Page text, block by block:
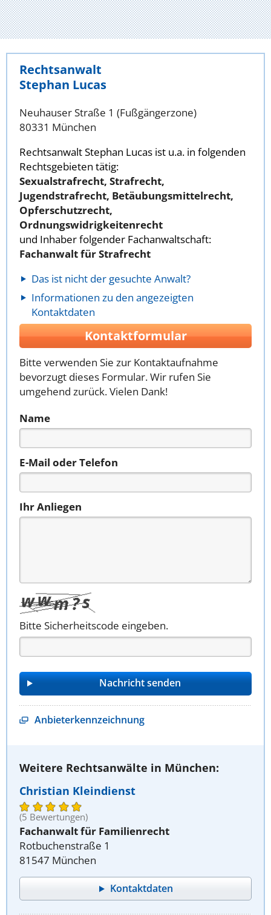
Rechtsanwalt
Stephan Lucas
Neuhauser Straße 1 (Fußgängerzone)
80331 München
Rechtsanwalt Stephan Lucas ist u.a. in folgenden
Rechtsgebieten tätig:
Sexualstrafrecht, Strafrecht,
Jugendstrafrecht, Betäubungsmittelrecht,
Opferschutzrecht,
Ordnungswidrigkeitenrecht
und Inhaber folgender Fachanwaltschaft:
Fachanwalt für Strafrecht
Das ist nicht der gesuchte Anwalt?
Informationen zu den angezeigten
Kontaktdaten
Kontaktformular
Bitte verwenden Sie zur Kontaktaufnahme
bevorzugt dieses Formular. Wir rufen Sie
umgehend zurück. Vielen Dank!
Name
E-Mail oder Telefon
Ihr Anliegen
Bitte Sicherheitscode eingeben.
Anbieterkennzeichnung
Weitere Rechtsanwälte in München:
Christian Kleindienst
(5 Bewertungen)
Fachanwalt für Familienrecht
Rotbuchenstraße 1
81547 München
Kontaktdaten